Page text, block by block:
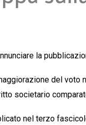
la
del
societario
nel terzo